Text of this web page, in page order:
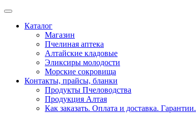
Каталог
Магазин
Пчелиная аптека
Алтайские кладовые
Эликсиры молодости
Морские сокровища
Контакты, прайсы, бланки
Продукты Пчеловодства
Продукция Алтая
Как заказать. Оплата и доставка. Гарантии.